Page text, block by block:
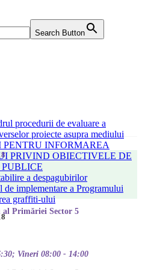
Search Button
procedurii de evaluare a
proiecte asupra mediului
INFORMAREA
PRIVIND OBIECTIVELE DE
a despagubirilor
de implementare a Programului
graffiti-ului
Primăriei Sector 5
Vineri 08:00 - 14:00